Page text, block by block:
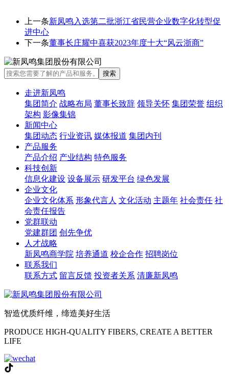
上一条新凤鸣入选第二批浙江省民营企业数字化转型促
进中心
下一条董事长庄耀中喜获2023年度十大“风云浙商”
走进新凤鸣
集团简介 战略布局 董事长致辞 领导关怀 集团荣誉 组织
架构 影像集锦
新闻中心
集团动态 行业资讯 媒体报道 集团内刊
产品服务
产品介绍 产业结构 特色服务
科技创新
信息化建设 设备展示 研发平台 绿色发展
企业文化
企业文化体系 形象代言人 文化活动 主题年 社会责任 社
会责任报告
党群联动
党建群团 创先争优
人才战略
新凤鸣商学院 培养通道 校企合作 招聘岗位
联系我们
联系方式 留言反馈 投资者关系 清廉新凤鸣
智造优质纤维，缔造美好生活
PRODUCE HIGH-QUALITY FIBERS, CREATE A BETTER
LIFE